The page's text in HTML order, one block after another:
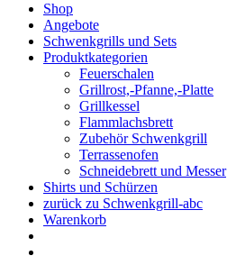
Shop
Angebote
Schwenkgrills und Sets
Produktkategorien
Feuerschalen
Grillrost,-Pfanne,-Platte
Grillkessel
Flammlachsbrett
Zubehör Schwenkgrill
Terrassenofen
Schneidebrett und Messer
Shirts und Schürzen
zurück zu Schwenkgrill-abc
Warenkorb